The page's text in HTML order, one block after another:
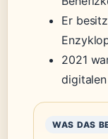
Er
2021
WAS DAS